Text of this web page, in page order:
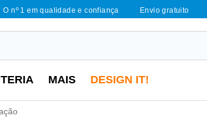
O nº 1 em qualidade e confiança Envio gratuito
MAIS DESIGN IT!